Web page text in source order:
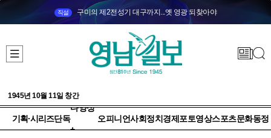
직설 구미의 제2전성기 대구까지...옛 영광 되찾아야
1945년 10월 11일 창간
기획·시리즈단독
다양성
+
오피니언사회정치 경제 포토영상스포츠문화동정